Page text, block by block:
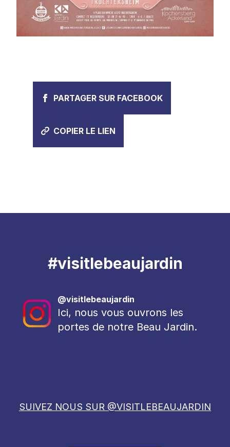
PARTAGER SUR FACEBOOK
COPIER LE LIEN
#visitlebeaujardin
@visitlebeaujardin
Ici, nous vous ouvrons les
portes de notre Beau Jardin.
SUIVEZ NOUS SUR @VISITLEBEAUJARDIN